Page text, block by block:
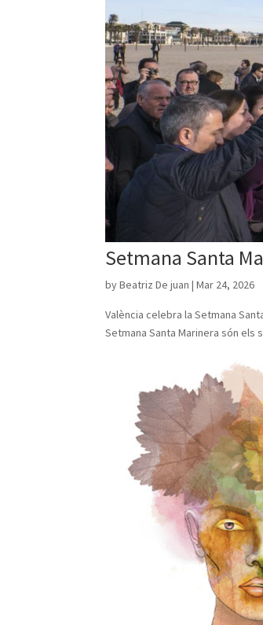
Setmana Santa
byBeatriz De juan |Mar 24, 2026
València celebra la Setmana
Setmana Santa Marinera són els